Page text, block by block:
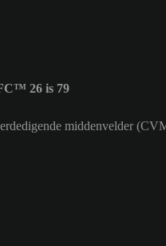
26 is 79
middenvelder